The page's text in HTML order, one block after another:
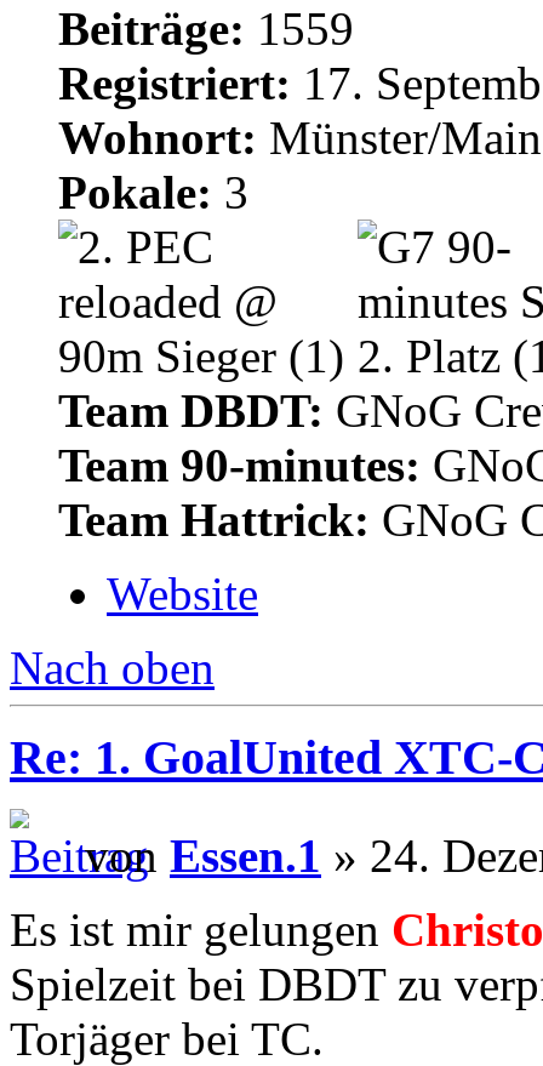
Beiträge: 1559
Registriert: 17.
Wohnort: Münster/
Pokale: 3
Team DBDT: GNoG
Team 90-minutes:
Team Hattrick: GNoG
Website
Nach oben
Re: 1. GoalUnited XTC-
von Essen.1 » 24.
Es ist mir gelungen
Spielzeit bei DBDT zu
Torjäger bei TC.